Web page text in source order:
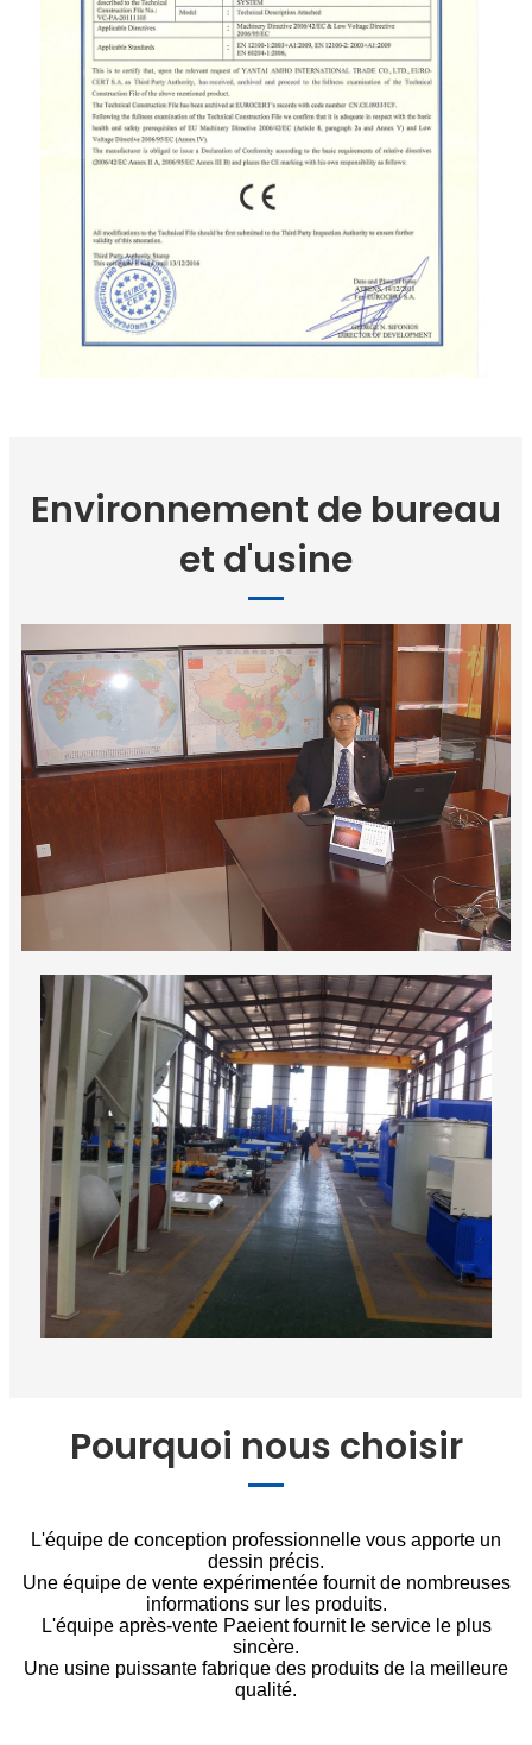
Environnement de bureau
et d'usine
Pourquoi nous choisir
L'équipe de conception professionnelle vous apporte un
dessin précis.
Une équipe de vente expérimentée fournit de nombreuses
informations sur les produits.
L'équipe après-vente Paeient fournit le service le plus
sincère.
Une usine puissante fabrique des produits de la meilleure
qualité.